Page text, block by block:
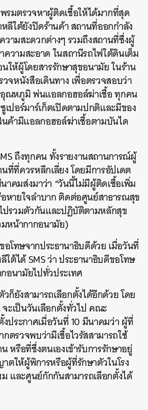
รมตรวจหาผู้ติดเชื้อให้ได้มากที่สุด
ลีใต้ยังปิดร้านค้า สถานที่ออกกำลัง
วามสะดวกต่างๆ รวมถึงสถานที่ซึ่งผู้
ความสะอาด ในสถานีรถไฟใต้ดินเต็ม
ให้ผู้โดยสารรักษาสุขอนามัย ในร้าน
จหนังสือเดินทาง เพื่อตรวจสอบว่า
ณหภูมิ พ่นแอลกอฮอล์ฆ่าเชื้อ ทุกคน
เปอร์มาร์เก็ตเปิดตามปกติและมีของ
ค้ามีแอลกอฮอล์ฆ่าเชื้อตามบันได
ถึงทุกคน ทั้งรายงานสถานการณ์ผู้
ที่ที่ควรหลีกเลี่ยง โดยมีการอัปเดต
าคมส่งมาว่า “วันนี้ไม่มีผู้ติดเชื้อเพิ่ม
หายใจลำบาก ติดต่อศูนย์สาธารณสุข
ปรวมตัวกันและปฏิบัติตามหลักสุข
หน้ากากอนามัย)
อโทษจากประธานาธิบดีด้วย เมื่อวันที่
ใต้ได้ SMS ว่า ประธานาธิบดีขอโทษ
นามัยไปทั่วประเทศ
ก็ยังสามารถเลือกตั้งได้อีกด้วย โดย
ะเป็นวันเลือกตั้งทั่วไป คณะ
งประกาศเมื่อวันที่ 10 มีนาคมว่า ผู้ที่
ตรวจพบว่ามีเชื้อไวรัสสามารถใช้
หรือที่ซึ่งตนเองเข้ารับการรักษาอยู่
ให้ผู้พิการหรือผู้ที่รักษาตัวในโรง
และศูนย์กักกันสามารถเลือกตั้งได้